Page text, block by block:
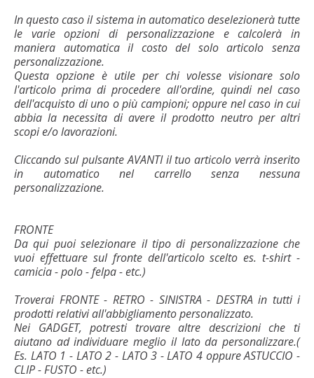
In questo caso il sistema in automatico deselezionerà tutte
le varie opzioni di personalizzazione e calcolerà in
maniera automatica il costo del solo articolo senza
personalizzazione.
Questa opzione è utile per chi volesse visionare solo
l'articolo prima di procedere all'ordine, quindi nel caso
dell'acquisto di uno o più campioni; oppure nel caso in cui
abbia la necessita di avere il prodotto neutro per altri
scopi e/o lavorazioni.
Cliccando sul pulsante AVANTI il tuo articolo verrà inserito
in automatico nel carrello senza nessuna
personalizzazione.
FRONTE
Da qui puoi selezionare il tipo di personalizzazione che
vuoi effettuare sul fronte dell'articolo scelto es. t-shirt -
camicia - polo - felpa - etc.)
Troverai FRONTE - RETRO - SINISTRA - DESTRA in tutti i
prodotti relativi all'abbigliamento personalizzato.
Nei GADGET, potresti trovare altre descrizioni che ti
aiutano ad individuare meglio il lato da personalizzare.(
Es. LATO 1 - LATO 2 - LATO 3 - LATO 4 oppure ASTUCCIO -
CLIP - FUSTO - etc.)